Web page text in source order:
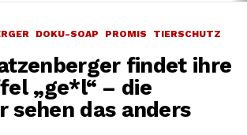
DOKU-SOAP PROMIS TIERSCHUTZ
findet ihre
„ge*l“ – die
sehen das anders